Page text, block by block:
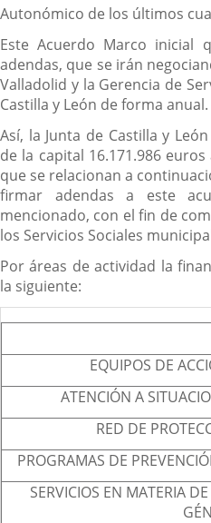
Autonómico de los últimos
Este Acuerdo Marco inicial
adendas, que se irán
Valladolid y la Gerencia de
Castilla y León de forma anual.
Así, la Junta de Castilla y
de la capital 16.171.986
que se relacionan a
firmar adendas a este
mencionado, con el fin de
los Servicios Sociales
Por áreas de actividad la
la siguiente:
EQUIPOS DE
ATENCIÓN A
RED DE
PROGRAMAS DE
SERVICIOS EN MATERIA